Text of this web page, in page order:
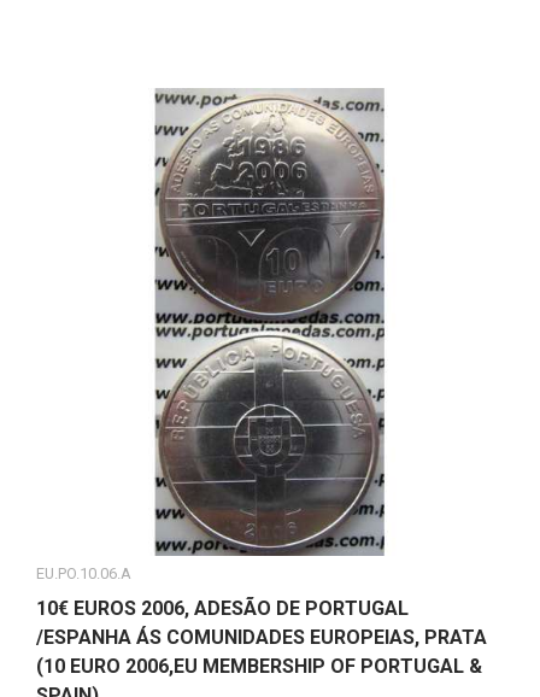
EU.PO.10.06.A
10€ EUROS 2006, ADESÃO DE PORTUGAL
/ESPANHA ÁS COMUNIDADES EUROPEIAS, PRATA
(10 EURO 2006,EU MEMBERSHIP OF PORTUGAL &